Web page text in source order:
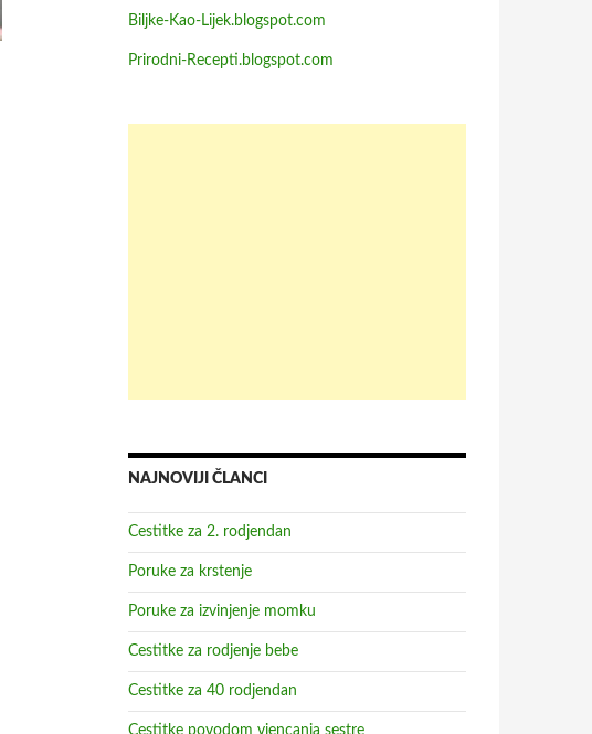
Biljke-Kao-Lijek.blogspot.com
Prirodni-Recepti.blogspot.com
NAJNOVIJI ČLANCI
Cestitke za 2. rodjendan
Poruke za krstenje
Poruke za izvinjenje momku
Cestitke za rodjenje bebe
Cestitke za 40 rodjendan
Cestitke povodom vjencanja sestre